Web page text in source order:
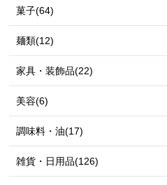
菓子(64)
麺類(12)
家具・装飾品(22)
美容(6)
調味料・油(17)
雑貨・日用品(126)